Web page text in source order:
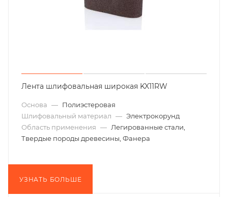
Лента шлифовальная широкая KX11RW
Основа — Полиэстеровая
Шлифовальный материал — Электрокорунд
Область применения — Легированные стали,
Твердые породы древесины, Фанера
УЗНАТЬ БОЛЬШЕ